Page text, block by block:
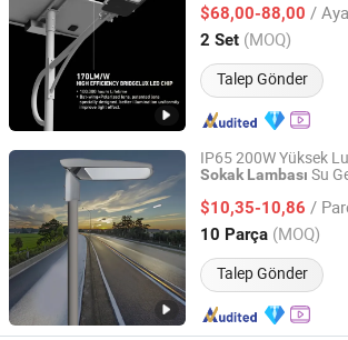
$68,00-88,00 /
2 Set (MOQ)
Talep Gönder
Jiangsu, China Fiyat 2026
IP65 200W Yüksek
Sokak Lambası Su
AC100-277VSokak
$10,35-10,86 /
10 Parça (MOQ)
Talep Gönder
Ningbo Sunle Lighting Electric Co., Ltd.
Zhejiang, China Fiyat 2014